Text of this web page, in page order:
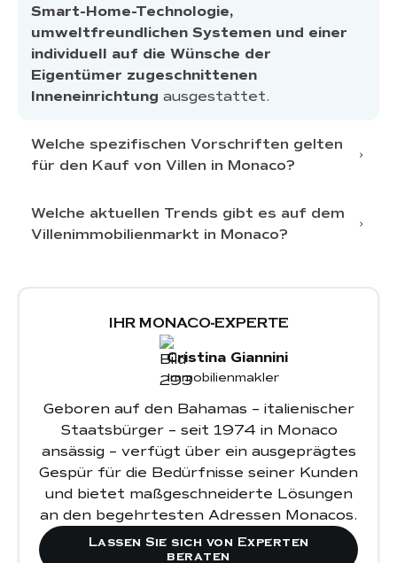
Smart-Home-Technologie,
umweltfreundlichen Systemen und einer
individuell auf die Wünsche der
Eigentümer zugeschnittenen
Inneneinrichtung ausgestattet.
Welche spezifischen Vorschriften gelten
für den Kauf von Villen in Monaco?
strenger, für das Fürstentum
die vollständige Einhaltung aller
rechtlichen Bestimmungen, eine
reibungslose Abwicklung und einen
Welche aktuellen Trends gibt es auf dem
Villenimmobilienmarkt in Monaco?
und starker Nachfrage internationaler
modernen,
umweltfreundlichen Villen
Privatsphäre
und Sicherheit
IHR MONACO-EXPERTE
Cristina Giannini
Immobilienmakler
Geboren auf den Bahamas – italienischer
Staatsbürger – seit 1974 in Monaco
ansässig – verfügt über ein ausgeprägtes
Gespür für die Bedürfnisse seiner Kunden
und bietet maßgeschneiderte Lösungen
an den begehrtesten Adressen Monacos.
Lassen Sie sich von Experten
beraten